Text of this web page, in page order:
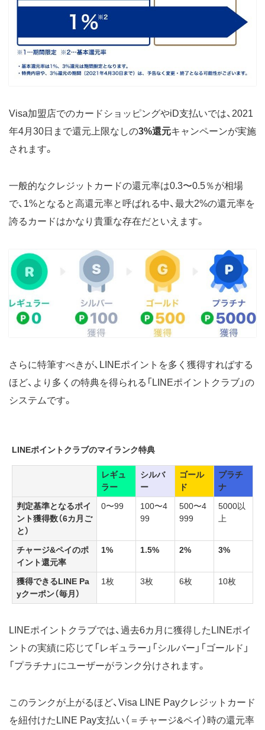
Visa加盟店でのカードショッピングやiD支払いでは、2021
年4月30日まで還元上限なしの3%還元キャンペーンが実施
されます。
一般的なクレジットカードの還元率は0.3〜0.5％が相場
で、1%となると高還元率と呼ばれる中、最大2%の還元率を
誇るカードはかなり貴重な存在だといえます。
さらに特筆すべきが、LINEポイントを多く獲得すればする
ほど、より多くの特典を得られる「LINEポイントクラブ」の
システムです。
LINEポイントクラブのマイランク特典
レギュ
ラー
シルバ
ー
ゴール
ド
プラチ
ナ
判定基準となるポイ
ント獲得数（6カ月ご
と）
0〜99
100〜4
99
500〜4
999
5000以
上
チャージ&ペイのポ
イント還元率
1% 1.5% 2% 3%
獲得できるLINE Pa
yクーポン（毎月）
1枚 3枚 6枚 10枚
LINEポイントクラブでは、過去6カ月に獲得したLINEポイ
ントの実績に応じて「レギュラー」「シルバー」「ゴールド」
「プラチナ」にユーザーがランク分けされます。
このランクが上がるほど、Visa LINE Payクレジットカード
を紐付けたLINE Pay支払い（＝チャージ&ペイ）時の還元率